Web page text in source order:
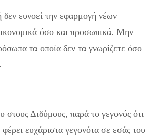
δεν ευνοεί την εφαρμογή νέων
όσο και προσωπικά. Μην
τα οποία δεν τα γνωρίζετε όσο
στους Διδύμους, παρά το γεγονός ότι
ευχάριστα γεγονότα σε εσάς του